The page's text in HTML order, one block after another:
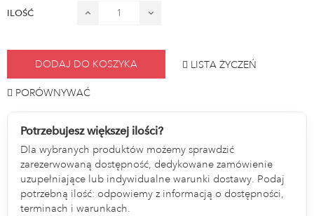
ILOŚĆ
DODAJ DO KOSZYKA LISTA ŻYCZEŃ
PORÓWNYWAĆ
Potrzebujesz większej ilości?
Dla wybranych produktów możemy sprawdzić
zarezerwowaną dostępność, dedykowane zamówienie
uzupełniające lub indywidualne warunki dostawy. Podaj
potrzebną ilość: odpowiemy z informacją o dostępności,
terminach i warunkach.